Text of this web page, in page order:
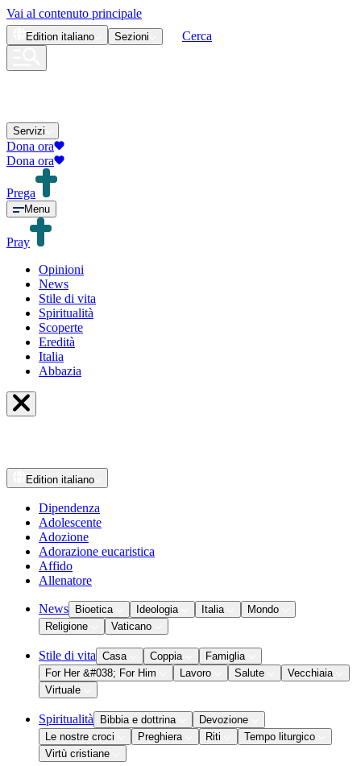
Vai al contenuto principale
Edition italiano Sezioni Cerca
Servizi
Dona ora
Dona ora
Prega
Menu
Pray
Opinioni
News
Stile di vita
Spiritualità
Scoperte
Eredità
Italia
Abbazia
Edition italiano
Dipendenza
Adolescente
Adozione
Adorazione eucaristica
Affido
Allenatore
News Bioetica Ideologia Italia
Mondo
Religione
Vaticano
Stile di vita Casa Coppia
Famiglia
For Her &#038; For Him
Lavoro Salute
Vecchiaia
Virtuale
Spiritualità Bibbia e dottrina
Devozione
Le nostre croci
Preghiera Riti
Tempo liturgico
Virtù cristiane